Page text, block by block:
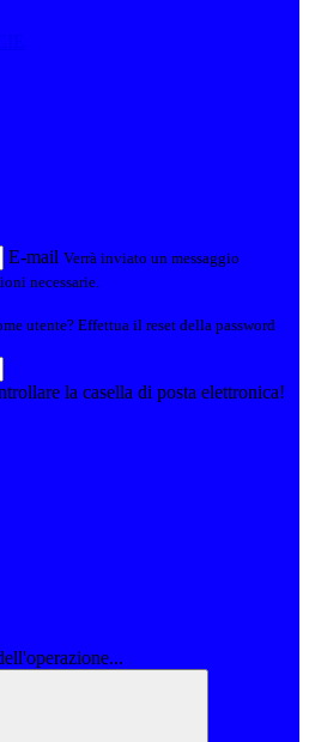
E-mail Verrà inviato un messaggio
necessarie.
utente? Effettua il reset della password
la casella di posta elettronica!